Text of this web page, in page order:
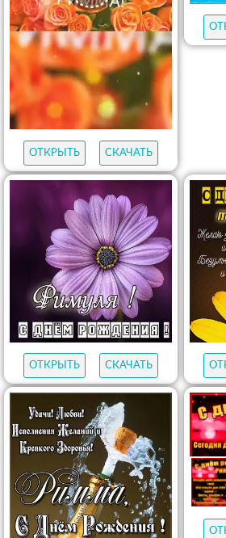
ОТКРЫТЬ СКАЧАТЬ
ОТКРЫТЬ СКАЧАТЬ